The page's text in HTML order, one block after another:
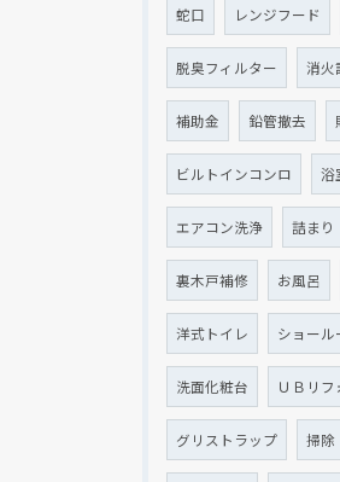
蛇口 レンジフード
脱臭フィルター 消火
補助金 鉛管撤去
ビルトインコンロ 浴
エアコン洗浄 詰まり
裏木戸補修 お風呂
洋式トイレ ショール
洗面化粧台 ＵＢリフ
グリストラップ 掃除
クリックでチラシのページに
クリックでチラシのページに